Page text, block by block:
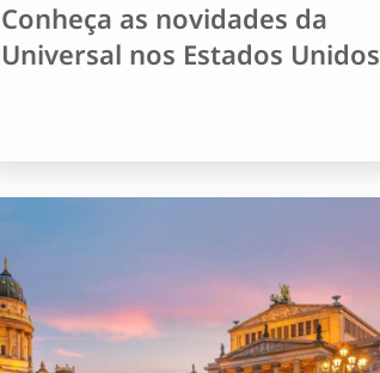
Conheça as novidades da
Universal nos Estados Unidos